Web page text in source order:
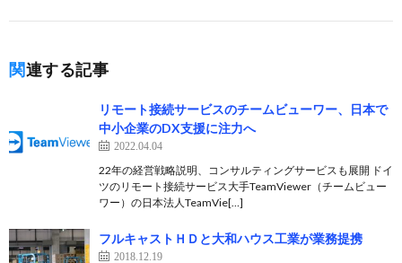
関連する記事
リモート接続サービスのチームビューワー、日本で
中小企業のDX支援に注力へ
2022.04.04
22年の経営戦略説明、コンサルティングサービスも展開 ドイ
ツのリモート接続サービス大手TeamViewer（チームビュー
ワー）の日本法人TeamVie[…]
フルキャストＨＤと大和ハウス工業が業務提携
2018.12.19